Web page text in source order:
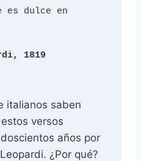
1819
italianos saben
versos
años por
¿Por qué?